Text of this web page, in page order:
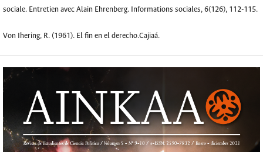
sociale. Entretien avec Alain Ehrenberg. Informations sociales, 6(126), 112-115.
Von Ihering, R. (1961). El fin en el derecho.Cajiaá.